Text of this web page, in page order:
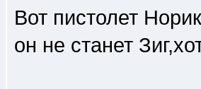
Вот пистолет
он не станет